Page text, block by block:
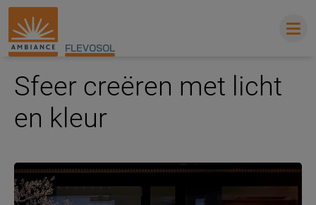
FLEVOSOL
Sfeer creëren met licht
en kleur